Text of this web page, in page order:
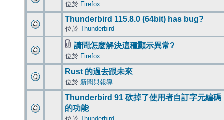
位於 Firefox
Thunderbird 115.8.0 (64bit) has bug?
位於 Thunderbird
請問怎麼解決這種顯示異常?
位於 Firefox
Rust 的過去跟未來
位於 新聞與報導
Thunderbird 91 砍掉了使用者自訂字元編碼
的功能